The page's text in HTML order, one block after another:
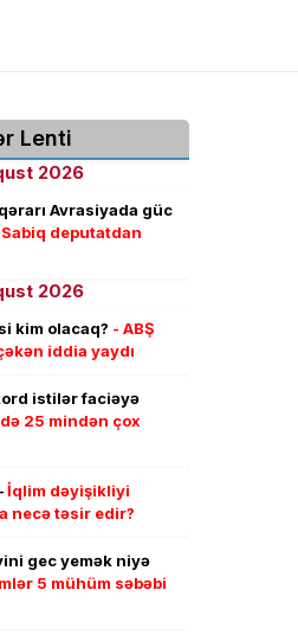
Lenti
2026
Avrasiyada güc
Sabiq deputatdan
2026
kim olacaq? - ABŞ
iddia yaydı
istilər faciəyə
25 mindən çox
İqlim dəyişikliyi
necə təsir edir?
gec yemək niyə
5 mühüm səbəbi